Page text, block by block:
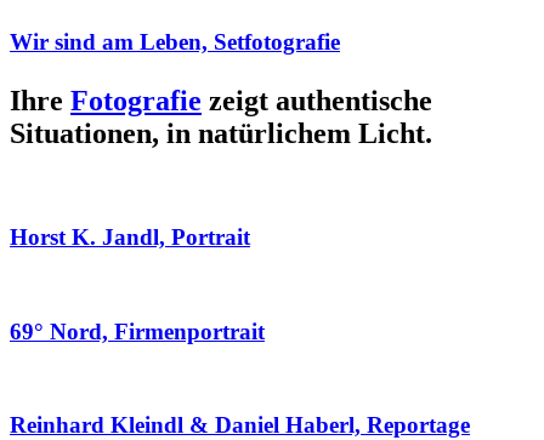
Wir sind am Leben, Setfotografie
Ihre Fotografie zeigt authentische
Situationen, in natürlichem Licht.
Horst K. Jandl, Portrait
69° Nord, Firmenportrait
Reinhard Kleindl & Daniel Haberl, Reportage